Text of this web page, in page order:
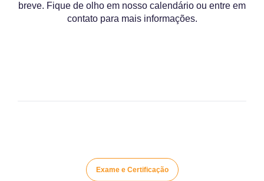
breve. Fique de olho em nosso calendário ou entre em
contato para mais informações.
Exame e Certificação